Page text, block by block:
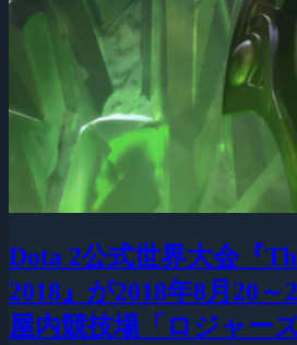
Dota 2公式世界大会『
2018』が2018年8月20
屋内競技場「ロジャー